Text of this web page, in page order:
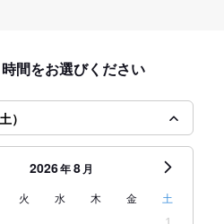
間をお選びください
）
2026年8月
火 水 木 金 土